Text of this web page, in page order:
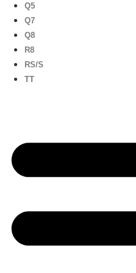
Q5
Q7
Q8
R8
RS/S
TT